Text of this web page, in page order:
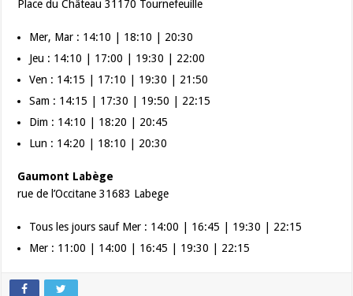
Place du Château 31170 Tournefeuille
Mer, Mar : 14:10 | 18:10 | 20:30
Jeu : 14:10 | 17:00 | 19:30 | 22:00
Ven : 14:15 | 17:10 | 19:30 | 21:50
Sam : 14:15 | 17:30 | 19:50 | 22:15
Dim : 14:10 | 18:20 | 20:45
Lun : 14:20 | 18:10 | 20:30
Gaumont Labège
rue de l’Occitane 31683 Labege
Tous les jours sauf Mer : 14:00 | 16:45 | 19:30 | 22:15
Mer : 11:00 | 14:00 | 16:45 | 19:30 | 22:15